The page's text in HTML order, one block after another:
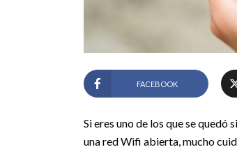
FACEBOOK
Si eres uno de los que se
una red Wifi abierta, mucho